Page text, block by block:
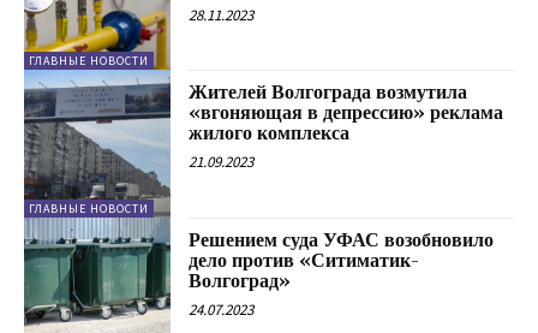
ГЛАВНЫЕ НОВОСТИ
28.11.2023
ГЛАВНЫЕ НОВОСТИ
Жителей Волгограда возмутила
«вгоняющая в депрессию» реклама
жилого комплекса
21.09.2023
Решением суда УФАС возобновило
дело против «Ситиматик-
Волгоград»
24.07.2023